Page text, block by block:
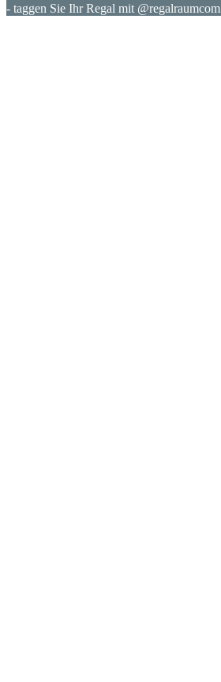
- taggen Sie Ihr Regal mit @regalraumcom